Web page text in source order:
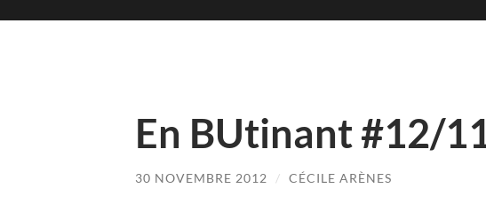
En BUtinant #12/
30 NOVEMBRE 2012 / CÉCILE ARÈNES